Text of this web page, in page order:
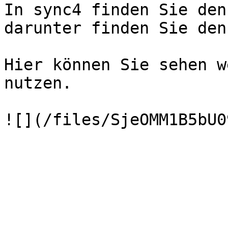
In sync4 finden Sie
darunter finden Sie
Hier können Sie sehen
nutzen.